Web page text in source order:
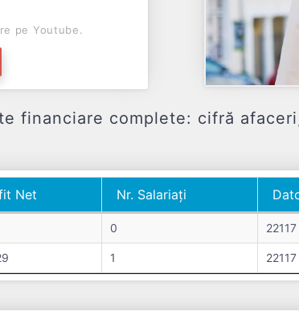
pe Youtube.
financiare complete: cifră
Net Nr. Salariați
0 22117
1 22117